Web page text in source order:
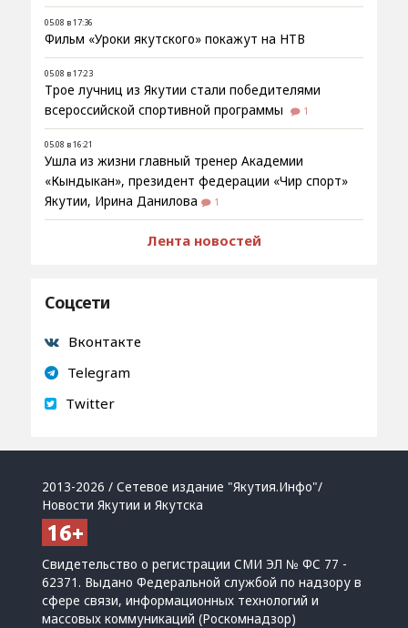
05.08 в 17:36
Фильм «Уроки якутского» покажут на НТВ
05.08 в 17:23
Трое лучниц из Якутии стали победителями
всероссийской спортивной программы
1
05.08 в 16:21
Ушла из жизни главный тренер Академии
«Кындыкан», президент федерации «Чир спорт»
Якутии, Ирина Данилова
1
Лента новостей
Соцсети
Вконтакте
Telegram
Twitter
2013-2026 / Сетевое издание "Якутия.Инфо"/
Новости Якутии и Якутска
Свидетельство о регистрации СМИ ЭЛ № ФС 77 -
62371. Выдано Федеральной службой по надзору в
сфере связи, информационных технологий и
массовых коммуникаций (Роскомнадзор)